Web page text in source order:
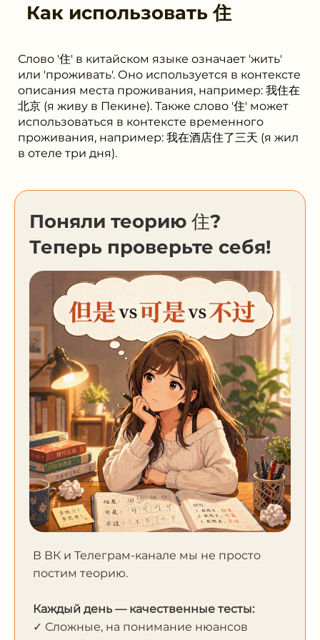
Как использовать住
Слово '住' в китайском языке означает 'жить'
или 'проживать'. Оно используется в контексте
описания места проживания, например: 我住在
北京 (я живу в Пекине). Также слово '住' может
использоваться в контексте временного
проживания, например: 我在酒店住了三天 (я жил
в отеле три дня).
Поняли теорию 住?
Теперь проверьте себя!
В ВК и Телеграм-канале мы не просто
постим теорию.
Каждый день — качественные тесты:
✓ Сложные, на понимание нюансов